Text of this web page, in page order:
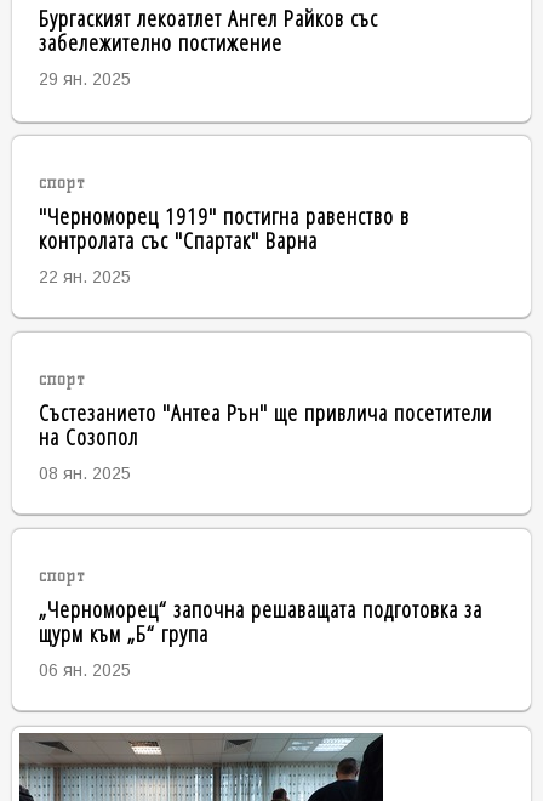
Бургаският лекоатлет Ангел Райков със
забележително постижение
29 ян. 2025
спорт
"Черноморец 1919" постигна равенство в
контролата със "Спартак" Варна
22 ян. 2025
спорт
Състезанието "Антеа Рън" ще привлича посетители
на Созопол
08 ян. 2025
спорт
„Черноморец“ започна решаващата подготовка за
щурм към „Б“ група
06 ян. 2025